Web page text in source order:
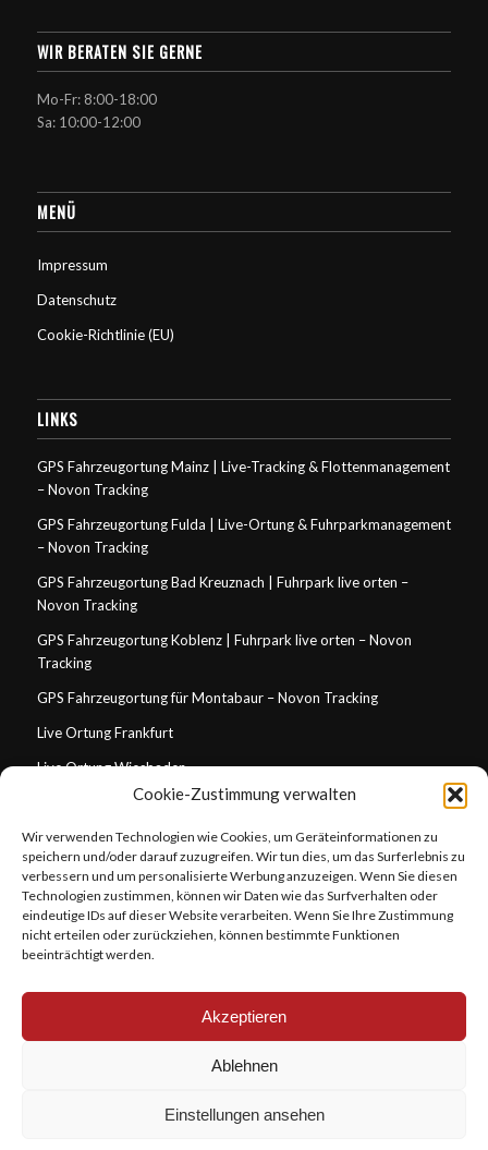
Cookie-Zustimmung verwalten
Wir verwenden Technologien wie Cookies, um Geräteinformationen zu
speichern und/oder darauf zuzugreifen. Wir tun dies, um das Surferlebnis zu
verbessern und um personalisierte Werbung anzuzeigen. Wenn Sie diesen
Technologien zustimmen, können wir Daten wie das Surfverhalten oder
eindeutige IDs auf dieser Website verarbeiten. Wenn Sie Ihre Zustimmung
nicht erteilen oder zurückziehen, können bestimmte Funktionen
beeinträchtigt werden.
Akzeptieren
Ablehnen
Einstellungen ansehen
WIR BERATEN SIE GERNE
Mo-Fr: 8:00-18:00
Sa: 10:00-12:00
MENÜ
Impressum
Datenschutz
Cookie-Richtlinie (EU)
LINKS
GPS Fahrzeugortung Mainz | Live-Tracking & Flottenmanagement
– Novon Tracking
GPS Fahrzeugortung Fulda | Live-Ortung & Fuhrparkmanagement
– Novon Tracking
GPS Fahrzeugortung Bad Kreuznach | Fuhrpark live orten –
Novon Tracking
GPS Fahrzeugortung Koblenz | Fuhrpark live orten – Novon
Tracking
GPS Fahrzeugortung für Montabaur – Novon Tracking
Live Ortung Frankfurt
Live Ortung Wiesbaden
Live Ortung Mainz
Live Ortung Darmstadt
Live Ortung Koblenz
GPS Tracking für Handwerksbetriebe in Wiesbaden
GPS Tracking für Handwerksbetriebe in Frankfurt
© 2025 Novon Tracking GmbH – Alle Rechte vorbehalten | Realisiert von